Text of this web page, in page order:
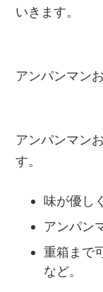
いきます。
アンパンマン
アンパンマン
す。
味が優し
アンパン
重箱まで
など。